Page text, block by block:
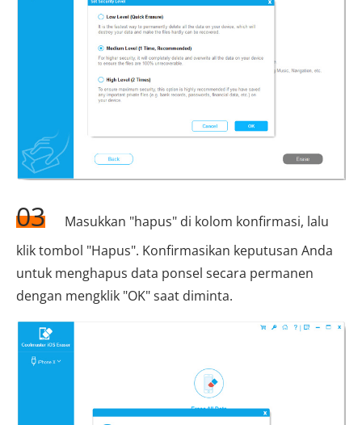
03
Masukkan "hapus" di kolom konfirmasi, lalu
klik tombol "Hapus". Konfirmasikan keputusan Anda
untuk menghapus data ponsel secara permanen
dengan mengklik "OK" saat diminta.